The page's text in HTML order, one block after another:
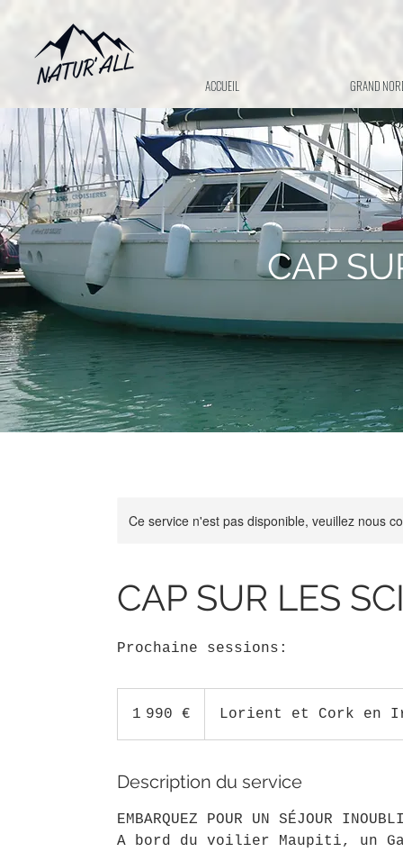
ACCUEIL GRAND
CAP
Ce service n'est pas disponible, veuillez nous
CAP SUR LES
1 990 € Lorient et Cork en
Description du service
EMBARQUEZ POUR UN SÉJOUR
A bord du voilier Maupiti, un